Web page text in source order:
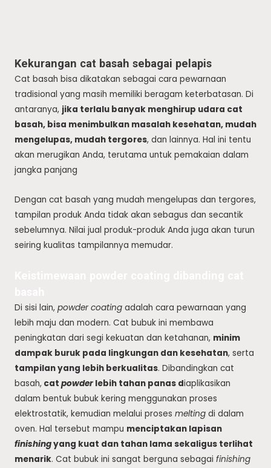
Kekurangan cat basah sebagai pelapis
Cat basah bisa dikatakan sebagai cara pewarnaan
tradisional yang masih memiliki beragam keterbatasan. Di
antaranya, jika terlalu banyak menghirup udara cat
basah, bisa menimbulkan masalah kesehatan, mudah
mengelupas, mudah tergores, dan lainnya. Hal ini tentu
akan merugikan Anda, terutama untuk pemakaian dalam
jangka panjang
Dengan cat basah yang mudah mengelupas dan tergores,
tampilan produk Anda tidak akan sebagus dan secantik
sebelumnya. Nilai jual produk-produk Anda juga akan turun
seiring kualitas tampilannya memudar.
Di sisi lain, powder coatingadalah cara pewarnaan yang
lebih maju dan modern. Cat bubuk ini membawa
peningkatan dari segi kekuatan dan ketahanan, minim
dampak buruk pada lingkungan dan kesehatan, serta
tampilan yang lebih berkualitas. Dibandingkan cat
basah, cat powderlebih tahan panas diaplikasikan
dalam bentuk bubuk kering menggunakan proses
elektrostatik, kemudian melalui proses meltingdi dalam
oven. Hal tersebut mampu menciptakan lapisan
finishingyang kuat dan tahan lama sekaligus terlihat
menarik. Cat bubuk ini sangat berguna sebagai finishing